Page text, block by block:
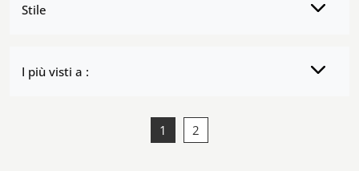
Stile
I più visti a :
1 2